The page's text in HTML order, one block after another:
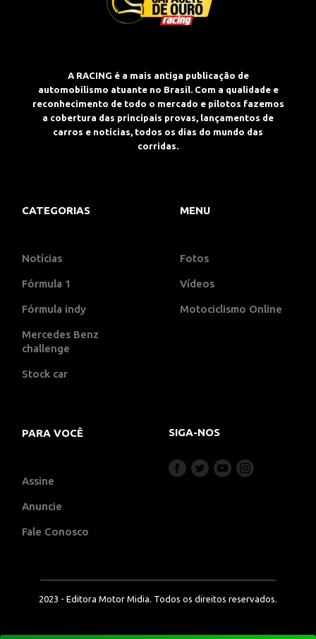
A RACING é a mais antiga publicação de
automobilismo atuante no Brasil. Com a qualidade e
reconhecimento de todo o mercado e pilotos fazemos
a cobertura das principais provas, lançamentos de
carros e notícias, todos os dias do mundo das
corridas.
CATEGORIAS
Notícias
Fórmula 1
Fórmula indy
Mercedes Benz
challenge
Stock car
MENU
Fotos
Vídeos
Motociclismo Online
PARA VOCÊ
Assine
Anuncie
Fale Conosco
SIGA-NOS
2023 - Editora Motor Midia. Todos os direitos reservados.